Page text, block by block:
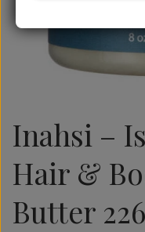
Inahsi –
Hair &
Butter